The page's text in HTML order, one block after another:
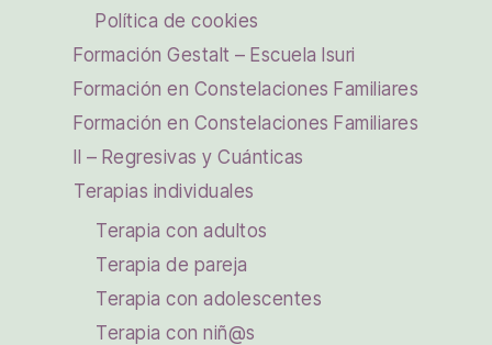
Política de cookies
Formación Gestalt – Escuela Isuri
Formación en Constelaciones Familiares
Formación en Constelaciones Familiares
II – Regresivas y Cuánticas
Terapias individuales
Terapia con adultos
Terapia de pareja
Terapia con adolescentes
Terapia con niñ@s